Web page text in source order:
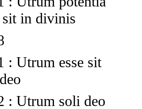
sit in divinis
: Utrum esse sit
: Utrum soli deo